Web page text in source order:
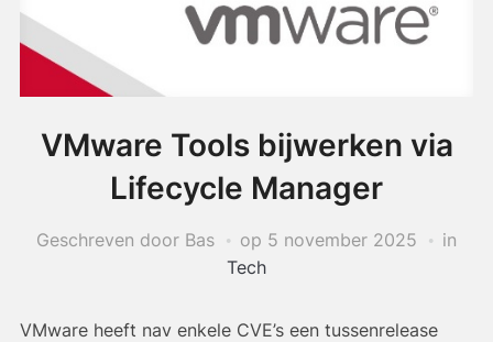
VMware Tools bijwerken via
Lifecycle Manager
Geschreven door Bas op 5 november 2025
in
Tech
VMware heeft nav enkele CVE’s een tussenrelease